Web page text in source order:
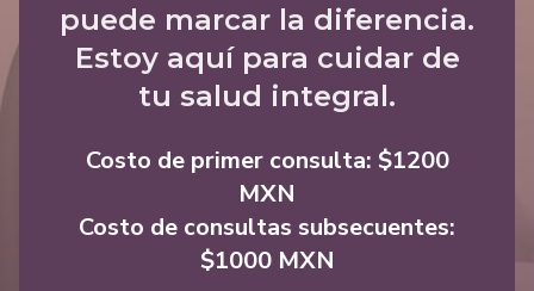
puede marcar la diferencia.
Estoy aquí para cuidar de
tu salud integral.
Costo de primer consulta: $1200
MXN
Costo de consultas subsecuentes:
$1000 MXN